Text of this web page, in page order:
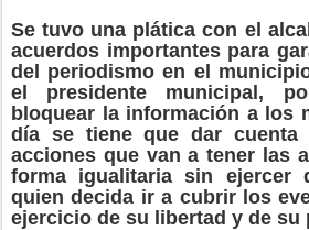
Se tuvo una plática con el
acuerdos importantes para
del periodismo en el
el presidente municipal,
bloquear la información a los
día se tiene que dar
acciones que van a tener las
forma igualitaria sin ejercer
quien decida ir a cubrir los
ejercicio de su libertad y de su